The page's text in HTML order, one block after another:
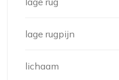
lage rugpijn
lichaam